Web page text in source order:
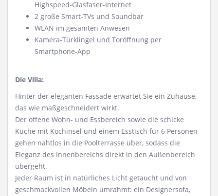
Highspeed-Glasfaser-Internet
2 große Smart-TVs und Soundbar
WLAN im gesamten Anwesen
Kamera-Türklingel und Toröffnung per
Smartphone-App
Die Villa:
Hinter der eleganten Fassade erwartet Sie ein Zuhause,
das wie maßgeschneidert wirkt.
Der offene Wohn- und Essbereich sowie die schicke
Küche mit Kochinsel und einem Esstisch für 6 Personen
gehen nahtlos in die Poolterrasse über, sodass die
Eleganz des Innenbereichs direkt in den Außenbereich
übergeht.
Jeder Raum ist in natürliches Licht getaucht und von
geschmackvollen Möbeln umrahmt: ein Designersofa,